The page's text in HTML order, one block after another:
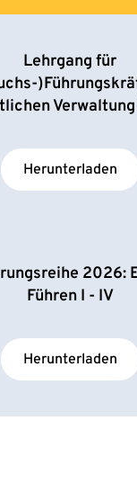
Lehrgang für
Herunterladen
2026:
Führen I - IV
Herunterladen